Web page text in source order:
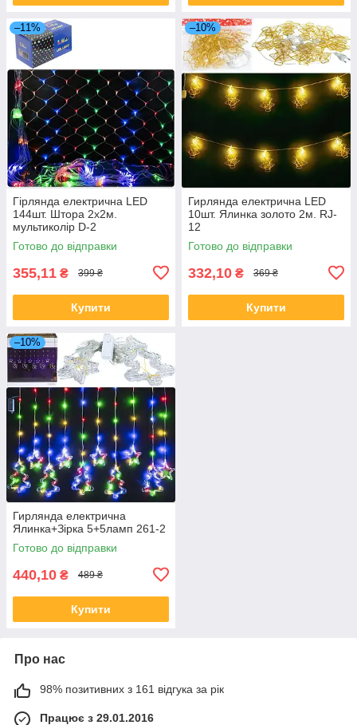
–11%
Гірлянда електрична LED
144шт. Штора 2х2м.
мультиколір D-2
Готово до відправки
355,11 ₴ 399 ₴
Купити
–10%
Гирлянда електрична LED
10шт. Ялинка золото 2м. RJ-
12
Готово до відправки
332,10 ₴ 369 ₴
Купити
–10%
Гирлянда електрична
Ялинка+Зірка 5+5ламп 261-2
Готово до відправки
440,10 ₴ 489 ₴
Купити
Про нас
98% позитивних з 161 відгука за рік
Працює з 29.01.2016